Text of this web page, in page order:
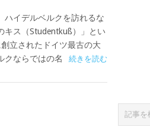
ハイデルベルクを訪れるな
キス（Studentkuß）」とい
立されたドイツ最古の大
クならではの名
続きを読む